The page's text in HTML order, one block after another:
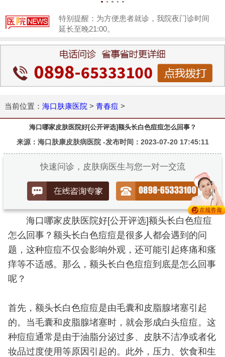
特别提醒：为方便患者就诊，我院夜门诊时间
延长至晚21:00。
当前位置： 海口肤康医院 > 青春痘 >
海口哪家皮肤医院好[公开评选]额头长白色痘痘怎么回事？
来源：海口肤康皮肤病医院 -发布时间：2023-07-20 17:45:11
快速问诊，皮肤病医生与您一对一交流
海口哪家皮肤医院好[公开评选]额头长白色痘痘
怎么回事？额头长白色痘痘是很多人都会遇到的问
题，这种痘痘不仅会影响外观，还可能引起疼痛和瘙
痒等不适感。那么，额头长白色痘痘到底是怎么回事
呢？
首先，额头长白色痘痘是由毛囊和皮脂腺堵塞引起
的。当毛囊和皮脂腺堵塞时，就会形成白头痘痘。这
种痘痘通常是由于油脂分泌过多、皮肤不洁净或者化
妆品过度使用等原因引起的。此外，压力、饮食和生